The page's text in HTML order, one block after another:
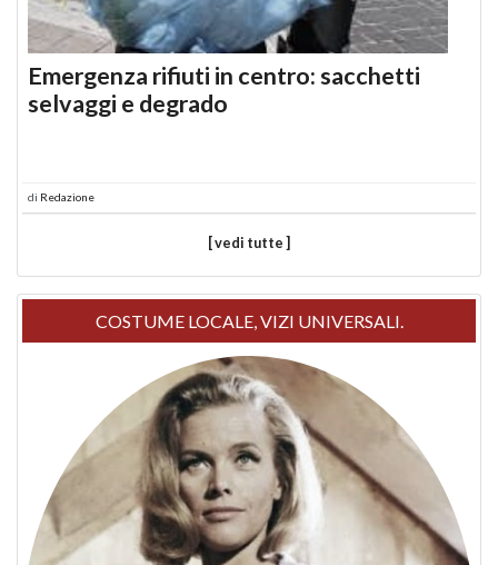
Emergenza rifiuti in centro: sacchetti
selvaggi e degrado
di Redazione
[ vedi tutte ]
COSTUME LOCALE, VIZI UNIVERSALI.